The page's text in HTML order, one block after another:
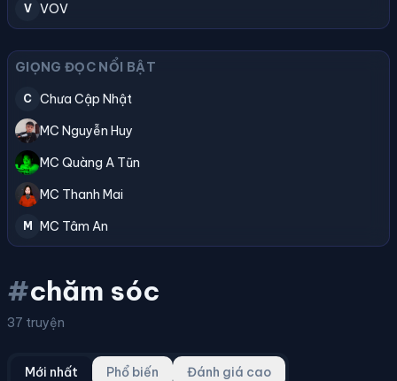
V VOV
GIỌNG ĐỌC NỔI BẬT
C Chưa Cập Nhật
MC Nguyễn Huy
MC Quàng A Tũn
MC Thanh Mai
M MC Tâm An
#chăm sóc
37 truyện
Mới nhất Phổ biến Đánh giá cao